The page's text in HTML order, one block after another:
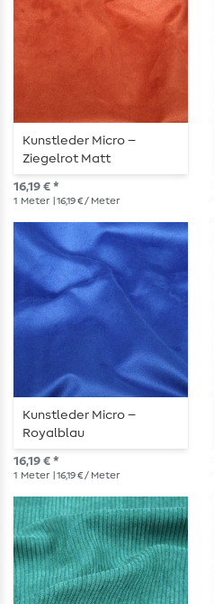
Kunstleder Micro –
Ziegelrot Matt
16,19 € *
1 Meter | 16,19 € / Meter
Kunstleder Micro –
Royalblau
16,19 € *
1 Meter | 16,19 € / Meter